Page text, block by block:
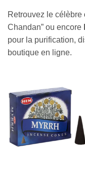
Retrouvez le célèbre
Chandan” ou encore
pour la purification,
boutique en ligne.